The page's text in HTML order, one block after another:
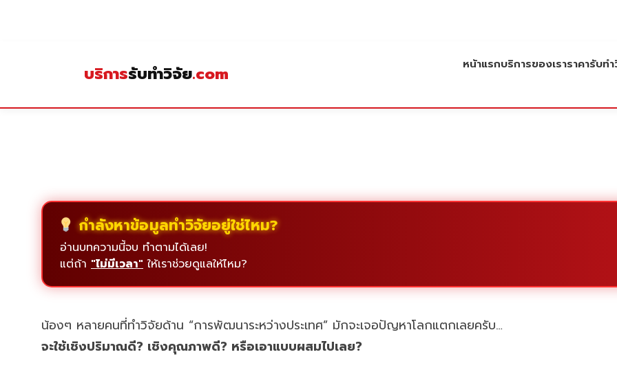
บริการรับทำวิจัย.com หน้าแรกบริการของเราราคารับท
กำลังหาข้อมูลทำวิจัยอยู่ใช่ไหม?
อ่านบทความนี้จบ ทำตามได้เลย!
แต่ถ้า "ไม่มีเวลา" ให้เราช่วยดูแลให้ไหม?
น้องๆ หลายคนที่ทำวิจัยด้าน “การพัฒนาระหว่างประเทศ” มักจะเจอปัญหาโลกแตกเลยครับ…
จะใช้เชิงปริมาณดี? เชิงคุณภาพดี? หรือเอาแบบผสมไปเลย?